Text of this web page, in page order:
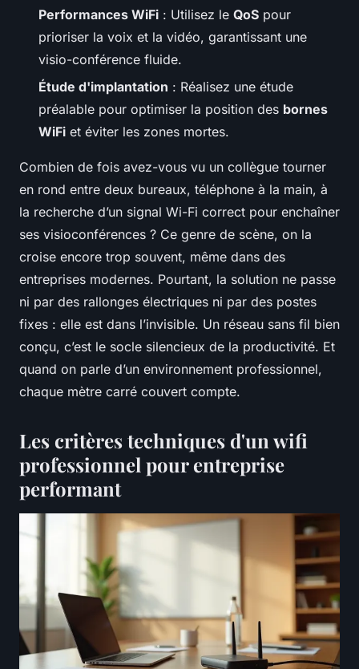
Performances WiFi : Utilisez le QoS pour
prioriser la voix et la vidéo, garantissant une
visio-conférence fluide.
Étude d'implantation : Réalisez une étude
préalable pour optimiser la position des bornes
WiFi et éviter les zones mortes.
Combien de fois avez-vous vu un collègue tourner
en rond entre deux bureaux, téléphone à la main, à
la recherche d’un signal Wi-Fi correct pour enchaîner
ses visioconférences ? Ce genre de scène, on la
croise encore trop souvent, même dans des
entreprises modernes. Pourtant, la solution ne passe
ni par des rallonges électriques ni par des postes
fixes : elle est dans l’invisible. Un réseau sans fil bien
conçu, c’est le socle silencieux de la productivité. Et
quand on parle d’un environnement professionnel,
chaque mètre carré couvert compte.
Les critères techniques d'un wifi
professionnel pour entreprise
performant